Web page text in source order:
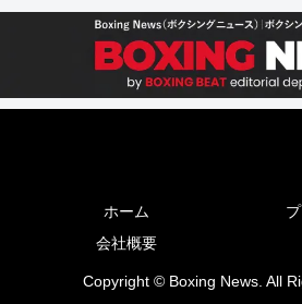
ホーム
会社概要
Copyright © Boxing News. All